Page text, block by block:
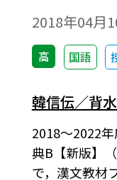
2018年04月
高 国語
韓信伝／背
2018～2022
典B【新版】
で，漢文教材